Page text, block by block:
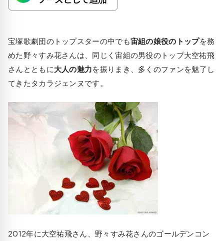
宝塚歌劇団のトップスターの中でも宙組の娘役のトップを務
めた野々すみ花さんは、同じく宙組の男役のトップ大空祐飛
さんとともに大人の魅力を振りまき、多くのファンを魅了し
てきたタカラジェンヌです。
2012年に大空祐飛さん、野々すみ花さんのゴールデンコン